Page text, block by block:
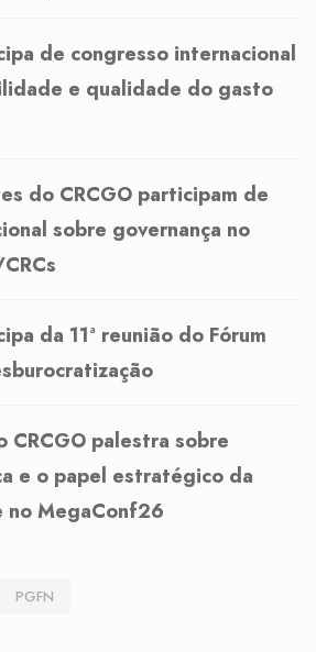
de congresso internacional
e qualidade do gasto
do CRCGO participam de
sobre governança no
da 11ª reunião do Fórum
CRCGO palestra sobre
e o papel estratégico da
MegaConf26
PGFN